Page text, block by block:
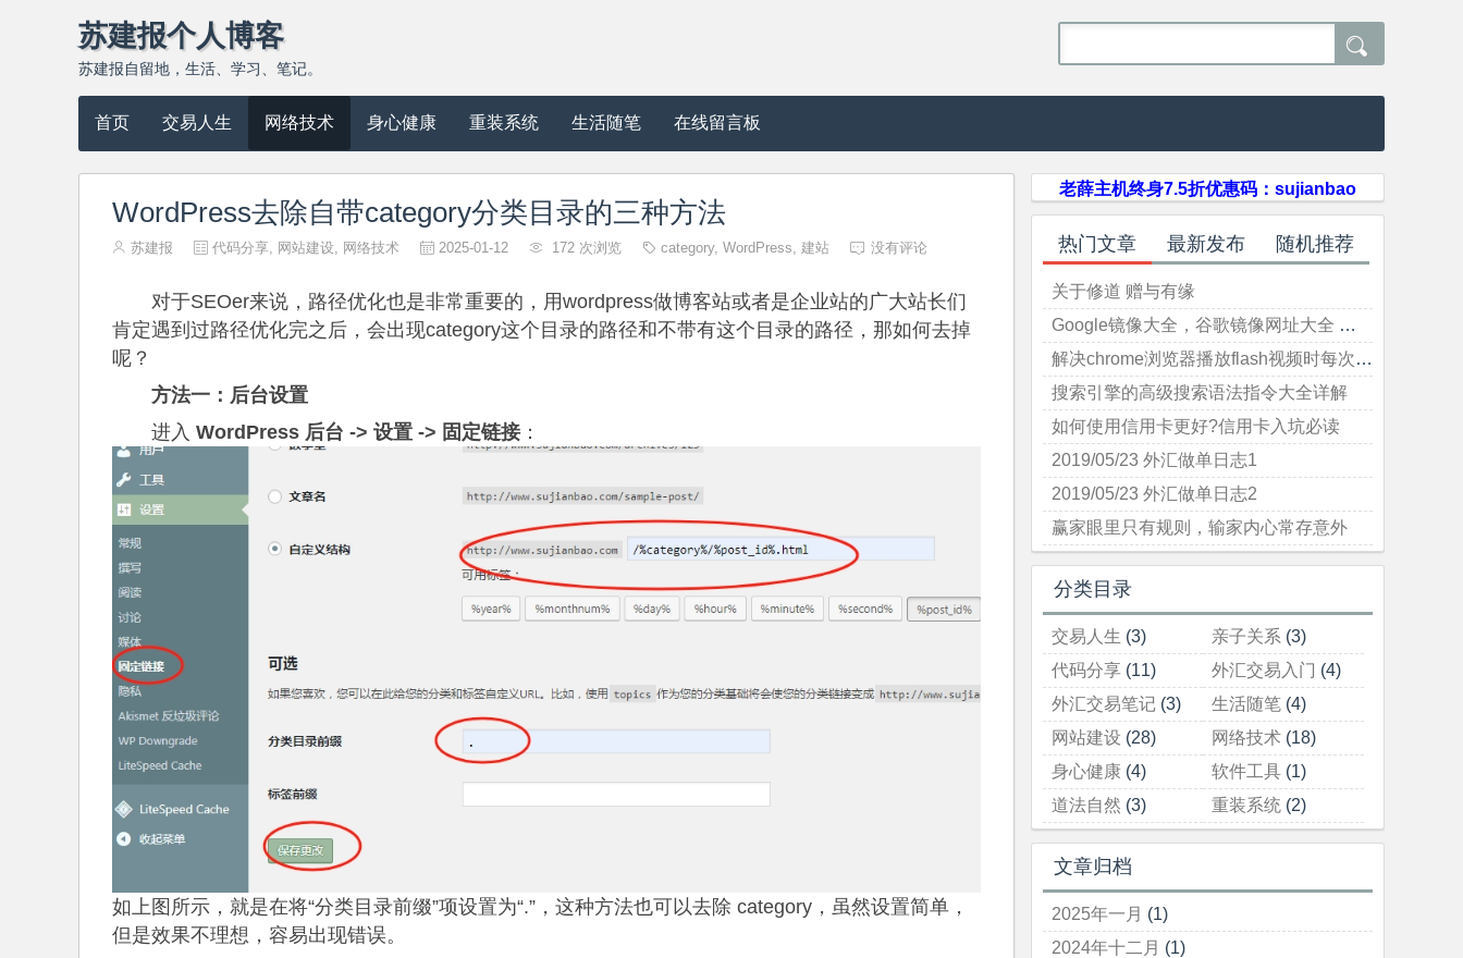
苏建报个人博客
苏建报自留地，生活、学习、笔记。

首页 交易人生 网络技术 身心健康 重装系统 生活随笔 在线留言板
WordPress去除自带category分类目录的三种方法
 苏建报  代码分享, 网站建设, 网络技术  2025-01-12  172 次浏览  category, WordPress, 建站  没有评论
对于SEOer来说，路径优化也是非常重要的，用wordpress做博客站或者是企业站的广大站长们
肯定遇到过路径优化完之后，会出现category这个目录的路径和不带有这个目录的路径，那如何去掉
呢？
方法一：后台设置
进入 WordPress 后台 -> 设置 -> 固定链接：
如上图所示，就是在将“分类目录前缀”项设置为“.”，这种方法也可以去除 category，虽然设置简单，
但是效果不理想，容易出现错误。
老薛主机终身7.5折优惠码：sujianbao
热门文章 最新发布 随机推荐
关于修道 赠与有缘
Google镜像大全，谷歌镜像网址大全 本文持续更新（最后更新于2023-01-31）
解决chrome浏览器播放flash视频时每次要点击 "允许" 或 "禁止"的问题
搜索引擎的高级搜索语法指令大全详解
如何使用信用卡更好?信用卡入坑必读
2019/05/23 外汇做单日志1
2019/05/23 外汇做单日志2
赢家眼里只有规则，输家内心常存意外
分类目录
交易人生 (3) 亲子关系 (3)
代码分享 (11) 外汇交易入门 (4)
外汇交易笔记 (3) 生活随笔 (4)
网站建设 (28) 网络技术 (18)
身心健康 (4) 软件工具 (1)
道法自然 (3) 重装系统 (2)
文章归档
2025年一月 (1)
2024年十二月 (1)